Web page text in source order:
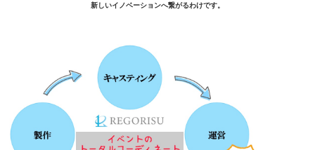
新しいイノベーションへ繋がるわけです。